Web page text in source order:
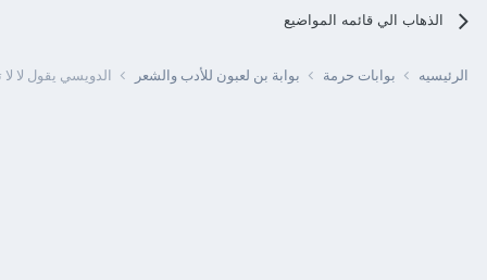
الذهاب الي قائمه المواضيع
الرئيسيه بوابات حرمة بوابة بن لعبون للأدب والشعر الدويسي يقول لا